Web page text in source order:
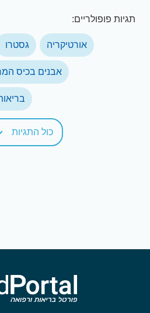
תגיות פופולריים:
אורטיקריה גסטרו
אבנים בכיס
כול התגיות